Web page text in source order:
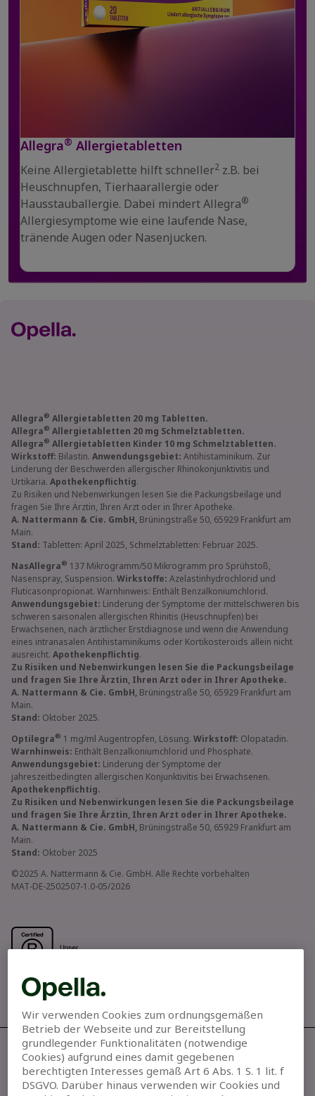
Allegra® Allergietabletten
Keine Allergietablette hilft schneller2 z.B. bei
Heuschnupfen, Tierhaarallergie oder
Hausstauballergie. Dabei mindert Allegra®
Allergiesymptome wie eine laufende Nase,
tränende Augen oder Nasenjucken.
Allegra® Allergietabletten 20 mg Tabletten.
Allegra® Allergietabletten 20 mg Schmelztabletten.
Allegra® Allergietabletten Kinder 10 mg Schmelztabletten.
Wirkstoff: Bilastin. Anwendungsgebiet: Antihistaminikum. Zur
Linderung der Beschwerden allergischer Rhinokonjunktivitis und
Urtikaria. Apothekenpflichtig.
Zu Risiken und Nebenwirkungen lesen Sie die Packungsbeilage und
fragen Sie Ihre Ärztin, Ihren Arzt oder in Ihrer Apotheke.
A. Nattermann & Cie. GmbH, Brüningstraße 50, 65929 Frankfurt am
Main.
Stand: Tabletten: April 2025, Schmelztabletten: Februar 2025.
NasAllegra® 137 Mikrogramm/50 Mikrogramm pro Sprühstoß,
Nasenspray, Suspension. Wirkstoffe: Azelastinhydrochlorid und
Fluticasonpropionat. Warnhinweis: Enthält Benzalkoniumchlorid.
Anwendungsgebiet: Linderung der Symptome der mittelschweren bis
schweren saisonalen allergischen Rhinitis (Heuschnupfen) bei
Erwachsenen, nach ärztlicher Erstdiagnose und wenn die Anwendung
eines intranasalen Antihistaminikums oder Kortikosteroids allein nicht
ausreicht. Apothekenpflichtig.
Zu Risiken und Nebenwirkungen lesen Sie die Packungsbeilage
und fragen Sie Ihre Ärztin, Ihren Arzt oder in Ihrer Apotheke.
A. Nattermann & Cie. GmbH, Brüningstraße 50, 65929 Frankfurt am
Main.
Stand: Oktober 2025.
Optilegra® 1 mg/ml Augentropfen, Lösung. Wirkstoff: Olopatadin.
Warnhinweis: Enthält Benzalkoniumchlorid und Phosphate.
Anwendungsgebiet: Linderung der Symptome der
jahreszeitbedingten allergischen Konjunktivitis bei Erwachsenen.
Apothekenpflichtig.
Zu Risiken und Nebenwirkungen lesen Sie die Packungsbeilage
und fragen Sie Ihre Ärztin, Ihren Arzt oder in Ihrer Apotheke.
A. Nattermann & Cie. GmbH, Brüningstraße 50, 65929 Frankfurt am
Main.
Stand: Oktober 2025
©2025 A. Nattermann & Cie. GmbH. Alle Rechte vorbehalten
MAT-DE-2502507-1.0-05/2026
Allegra® kaufen
Unsere Werte
Wir verwenden Cookies zum ordnungsgemäßen
Betrieb der Webseite und zur Bereitstellung
grundlegender Funktionalitäten (notwendige
Cookies) aufgrund eines damit gegebenen
berechtigten Interesses gemäß Art 6 Abs. 1 S. 1 lit. f
DSGVO. Darüber hinaus verwenden wir Cookies und